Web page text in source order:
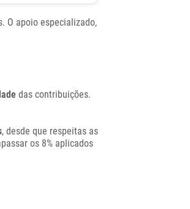
O apoio especializado,
das contribuições.
, desde que respeitas as
os 8% aplicados